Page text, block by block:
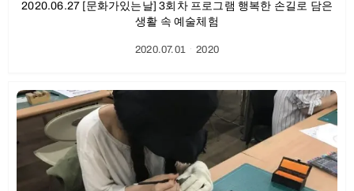
2020.06.27 [문화가있는날] 3회차 프로그램 행복한 손길로 담은
생활 속 예술체험
2020.07.01ㆍ2020